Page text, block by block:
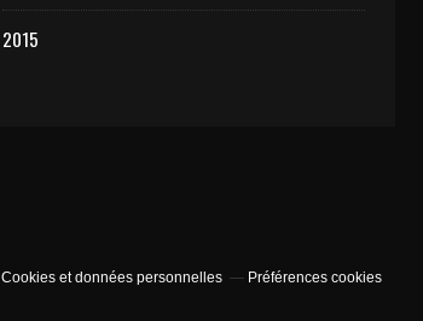
2015
Cookies et données personnelles Préférences cookies